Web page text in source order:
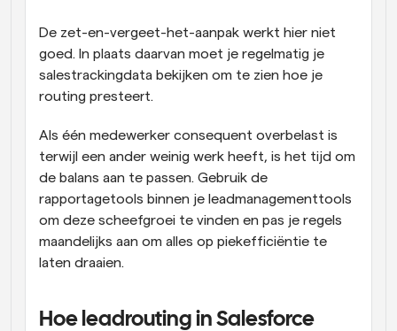
De zet-en-vergeet-het-aanpak werkt hier niet
goed. In plaats daarvan moet je regelmatig je
salestrackingdata bekijken om te zien hoe je
routing presteert.
Als één medewerker consequent overbelast is
terwijl een ander weinig werk heeft, is het tijd om
de balans aan te passen. Gebruik de
rapportagetools binnen je leadmanagementtools
om deze scheefgroei te vinden en pas je regels
maandelijks aan om alles op piekefficiëntie te
laten draaien.
Hoe leadrouting in Salesforce